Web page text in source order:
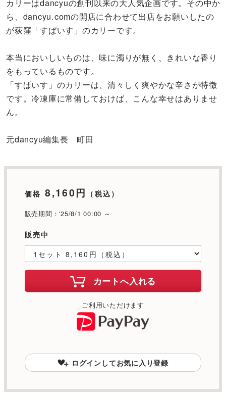
カリーはdancyuの創刊以来の大人気企画です。その中か
ら、dancyu.comの開店に合わせて出店をお願いしたの
が荻窪「すぱいす」のカリーです。
本当においしいものは、味に濁りが無く、きれいな香り
をもっているものです。
「すぱいす」のカリーは、清々しく爽やかな辛さが特徴
です。冷凍庫に常備しておけば、こんな幸せはありませ
ん。
元dancyu編集長 町田
価格 8,160円 （税込）
販売期間：'25/8/1 00:00 ～
販売中
カートへ入れる
ご利用いただけます
ログインしてお気に入り登録